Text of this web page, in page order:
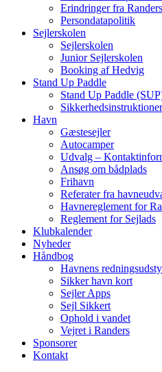
Erindringer fra
Persondatapolitik
Sejlerskolen
Sejlerskolen
Junior Sejlerskolen
Booking af Hedvig
Stand Up Paddle
Stand Up Paddle
Sikkerhedsinstruktioner
Havn
Gæstesejler
Autocamper
Udvalg –
Ansøg om bådplads
Frihavn
Referater fra
Havnereglement for
Reglement for Sejlads
Klubkalender
Nyheder
Håndbog
Havnens
Sikker havn kort
Sejler Apps
Sejl Sikkert
Ophold i vandet
Vejret i Randers
Sponsorer
Kontakt